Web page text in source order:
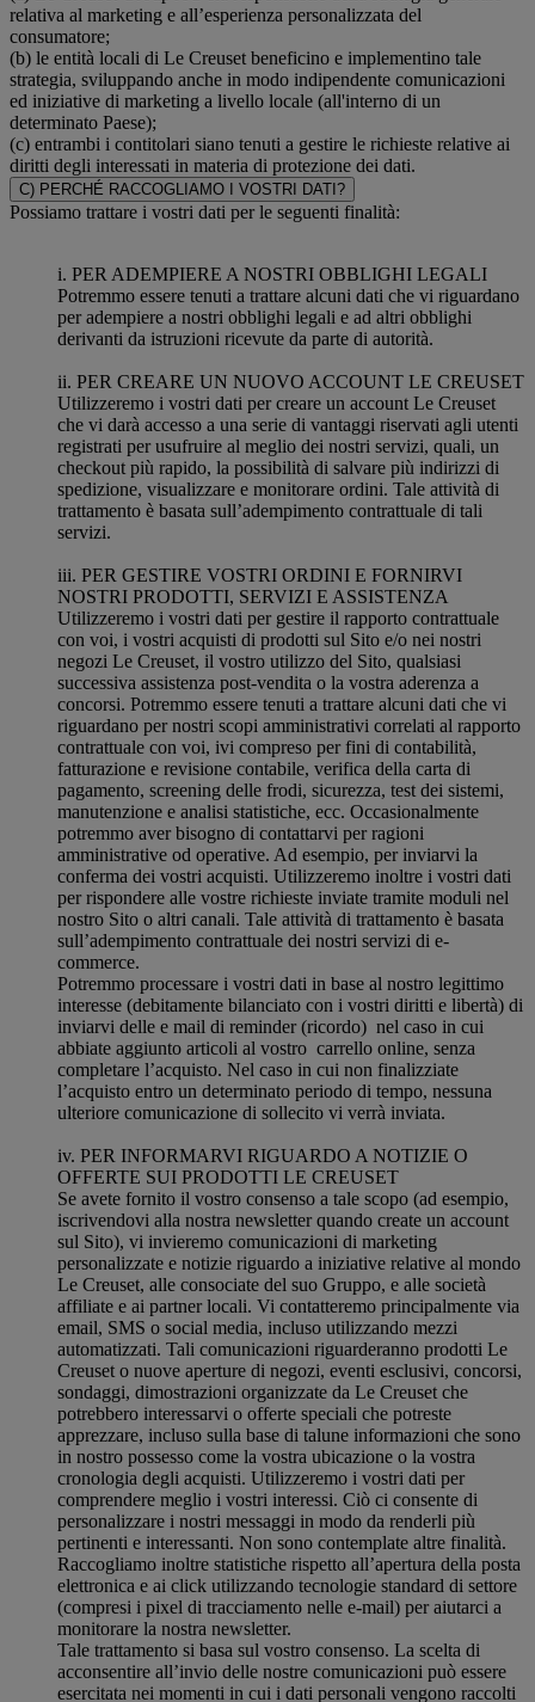
relativa al marketing e all’esperienza personalizzata del
consumatore;
(b) le entità locali di Le Creuset beneficino e implementino tale
strategia, sviluppando anche in modo indipendente comunicazioni
ed iniziative di marketing a livello locale (all'interno di un
determinato Paese);
(c) entrambi i contitolari siano tenuti a gestire le richieste relative ai
diritti degli interessati in materia di protezione dei dati.
C) PERCHÉ RACCOGLIAMO I VOSTRI DATI?
Possiamo trattare i vostri dati per le seguenti finalità:
i. PER ADEMPIERE A NOSTRI OBBLIGHI LEGALI
Potremmo essere tenuti a trattare alcuni dati che vi riguardano
per adempiere a nostri obblighi legali e ad altri obblighi
derivanti da istruzioni ricevute da parte di autorità.
ii. PER CREARE UN NUOVO ACCOUNT LE CREUSET
Utilizzeremo i vostri dati per creare un account Le Creuset
che vi darà accesso a una serie di vantaggi riservati agli utenti
registrati per usufruire al meglio dei nostri servizi, quali, un
checkout più rapido, la possibilità di salvare più indirizzi di
spedizione, visualizzare e monitorare ordini. Tale attività di
trattamento è basata sull’adempimento contrattuale di tali
servizi.
iii. PER GESTIRE VOSTRI ORDINI E FORNIRVI
NOSTRI PRODOTTI, SERVIZI E ASSISTENZA
Utilizzeremo i vostri dati per gestire il rapporto contrattuale
con voi, i vostri acquisti di prodotti sul Sito e/o nei nostri
negozi Le Creuset, il vostro utilizzo del Sito, qualsiasi
successiva assistenza post-vendita o la vostra aderenza a
concorsi. Potremmo essere tenuti a trattare alcuni dati che vi
riguardano per nostri scopi amministrativi correlati al rapporto
contrattuale con voi, ivi compreso per fini di contabilità,
fatturazione e revisione contabile, verifica della carta di
pagamento, screening delle frodi, sicurezza, test dei sistemi,
manutenzione e analisi statistiche, ecc. Occasionalmente
potremmo aver bisogno di contattarvi per ragioni
amministrative od operative. Ad esempio, per inviarvi la
conferma dei vostri acquisti. Utilizzeremo inoltre i vostri dati
per rispondere alle vostre richieste inviate tramite moduli nel
nostro Sito o altri canali. Tale attività di trattamento è basata
sull’adempimento contrattuale dei nostri servizi di e-
commerce.
Potremmo processare i vostri dati in base al nostro legittimo
interesse (debitamente bilanciato con i vostri diritti e libertà) di
inviarvi delle e mail di reminder (ricordo) nel caso in cui
abbiate aggiunto articoli al vostro carrello online, senza
completare l’acquisto. Nel caso in cui non finalizziate
l’acquisto entro un determinato periodo di tempo, nessuna
ulteriore comunicazione di sollecito vi verrà inviata.
iv. PER INFORMARVI RIGUARDO A NOTIZIE O
OFFERTE SUI PRODOTTI LE CREUSET
Se avete fornito il vostro consenso a tale scopo (ad esempio,
iscrivendovi alla nostra newsletter quando create un account
sul Sito), vi invieremo comunicazioni di marketing
personalizzate e notizie riguardo a iniziative relative al mondo
Le Creuset, alle consociate del suo Gruppo, e alle società
affiliate e ai partner locali. Vi contatteremo principalmente via
email, SMS o social media, incluso utilizzando mezzi
automatizzati. Tali comunicazioni riguarderanno prodotti Le
Creuset o nuove aperture di negozi, eventi esclusivi, concorsi,
sondaggi, dimostrazioni organizzate da Le Creuset che
potrebbero interessarvi o offerte speciali che potreste
apprezzare, incluso sulla base di talune informazioni che sono
in nostro possesso come la vostra ubicazione o la vostra
cronologia degli acquisti. Utilizzeremo i vostri dati per
comprendere meglio i vostri interessi. Ciò ci consente di
personalizzare i nostri messaggi in modo da renderli più
pertinenti e interessanti. Non sono contemplate altre finalità.
Raccogliamo inoltre statistiche rispetto all’apertura della posta
elettronica e ai click utilizzando tecnologie standard di settore
(compresi i pixel di tracciamento nelle e-mail) per aiutarci a
monitorare la nostra newsletter.
Tale trattamento si basa sul vostro consenso. La scelta di
acconsentire all’invio delle nostre comunicazioni può essere
esercitata nei momenti in cui i dati personali vengono raccolti